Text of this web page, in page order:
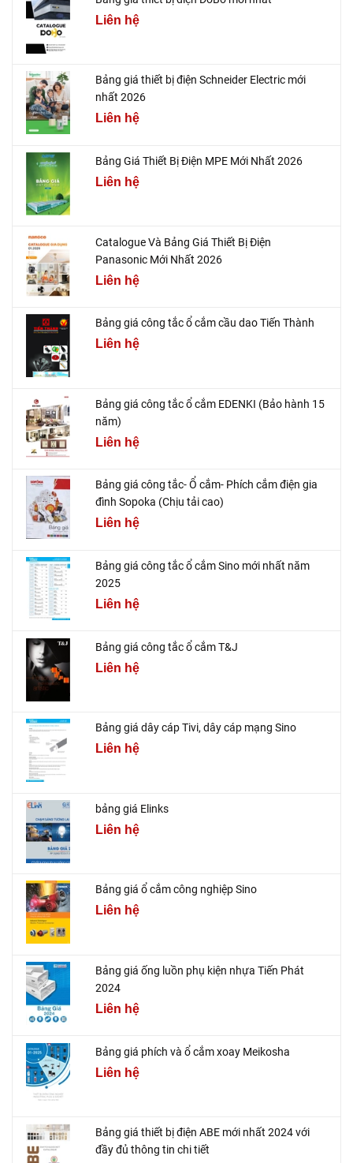
Liên hệ
Bảng giá thiết bị điện Schneider Electric mới
nhất 2026
Liên hệ
Bảng Giá Thiết Bị Điện MPE Mới Nhất 2026
Liên hệ
Catalogue Và Bảng Giá Thiết Bị Điện
Panasonic Mới Nhất 2026
Liên hệ
Bảng giá công tắc ổ cắm cầu dao Tiến Thành
Liên hệ
Bảng giá công tắc ổ cắm EDENKI (Bảo hành 15
năm)
Liên hệ
Bảng giá công tắc- Ổ cắm- Phích cắm điện gia
đình Sopoka (Chịu tải cao)
Liên hệ
Bảng giá công tắc ổ cắm Sino mới nhất năm
2025
Liên hệ
Bảng giá công tắc ổ cắm T&J
Liên hệ
Bảng giá dây cáp Tivi, dây cáp mạng Sino
Liên hệ
bảng giá Elinks
Liên hệ
Bảng giá ổ cắm công nghiệp Sino
Liên hệ
Bảng giá ống luồn phụ kiện nhựa Tiến Phát
2024
Liên hệ
Bảng giá phích và ổ cắm xoay Meikosha
Liên hệ
Bảng giá thiết bị điện ABE mới nhất 2024 với
đầy đủ thông tin chi tiết